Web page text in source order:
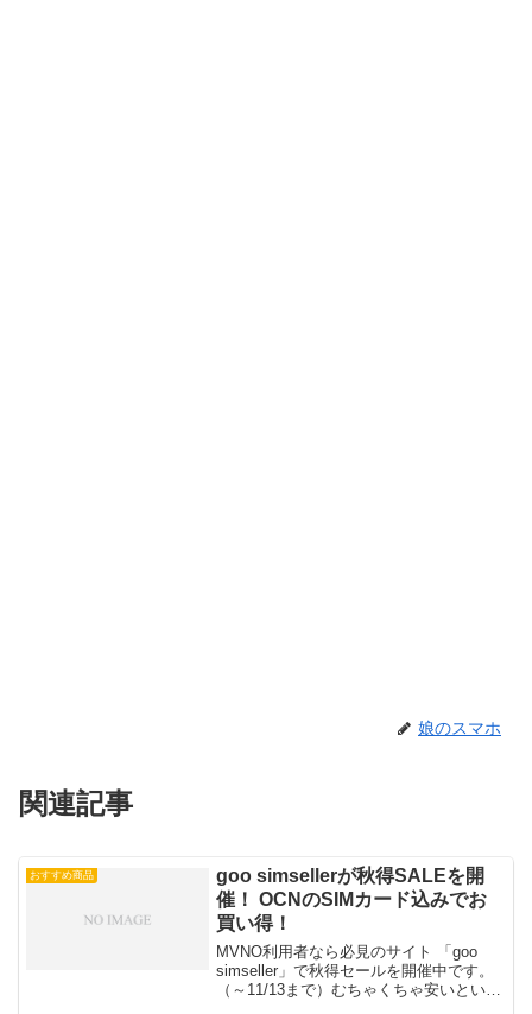
娘のスマホ
関連記事
おすすめ商品
goo simsellerが秋得SALEを開
催！ OCNのSIMカード込みでお
買い得！
MVNO利用者なら必見のサイト 「goo
simseller」で秋得セールを開催中です。
（～11/13まで）むちゃくちゃ安いという